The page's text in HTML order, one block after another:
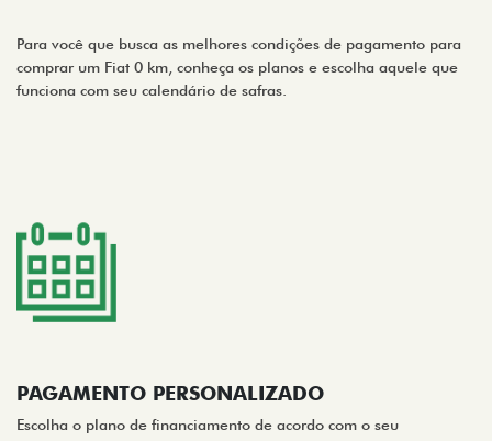
Para você que busca as melhores condições de pagamento para
comprar um Fiat 0 km, conheça os planos e escolha aquele que
funciona com seu calendário de safras.
PAGAMENTO PERSONALIZADO
Escolha o plano de financiamento de acordo com o seu